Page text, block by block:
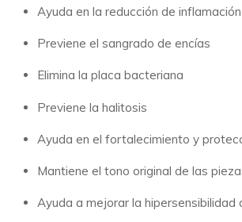
Ayuda en la reducción de
Previene el sangrado de encías
Elimina la placa bacteriana
Previene la halitosis
Ayuda en el fortalecimiento y
Mantiene el tono original de las
Ayuda a mejorar la hipersensibilidad